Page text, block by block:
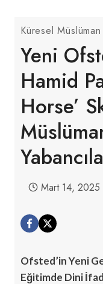
Küresel
Yeni
Hamid
Horse’
Mart 14, 2025
Ofsted’in Yeni
Eğitimde Dini